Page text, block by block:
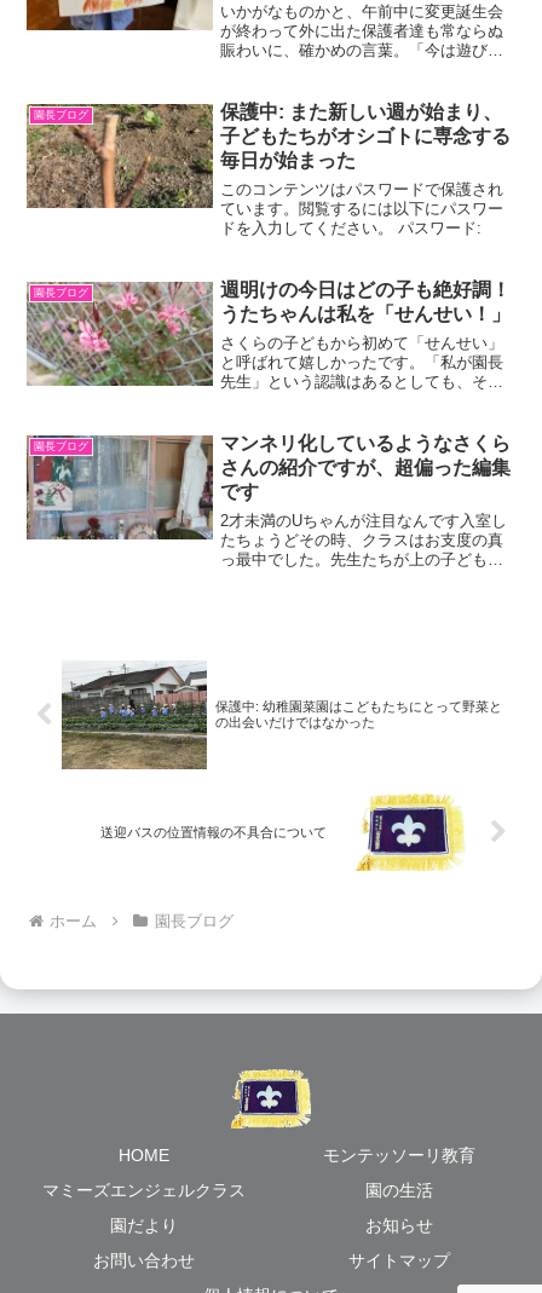
いかがなものかと、午前中に変更誕生会
が終わって外に出た保護者達も常ならぬ
賑わいに、確かめの言葉。「今は遊びの
日もふみひと君とさくのすけ君訪問。ふ
みひと君は2センチほどの...
園長ブログ
保護中: また新しい週が始まり、
子どもたちがオシゴトに専念する
毎日が始まった
このコンテンツはパスワードで保護され
ています。閲覧するには以下にパスワー
ドを入力してください。 パスワード:
園長ブログ
週明けの今日はどの子も絶好調！
うたちゃんは私を「せんせい！」
さくらの子どもから初めて「せんせい」
と呼ばれて嬉しかったです。「私が園長
先生」という認識はあるとしても、そう
り開けてじっと観察することが多かった
ものですが、いつの間にか...
園長ブログ
マンネリ化しているようなさくら
さんの紹介ですが、超偏った編集
です
2才未満のUちゃんが注目なんです入室し
たちょうどその時、クラスはお支度の真
っ最中でした。先生たちが上の子どもた
保護中: 幼稚園菜園はこどもたちにとって野菜と
の出会いだけではなかった
送迎バスの位置情報の不具合について
ホーム 園長ブログ
HOME
モンテッソーリ教育
マミーズエンジェルクラス
園の生活
園だより
お知らせ
お問い合わせ
サイトマップ